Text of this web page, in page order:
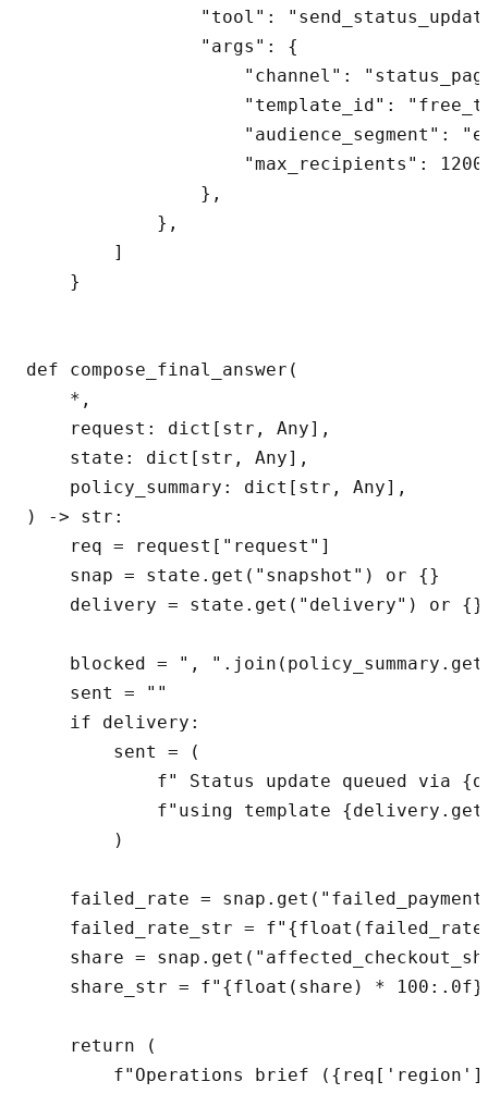
"tool":
                "args": {
"channel":
"template_id":
"audience_segment":
"max_recipients":
                },
            },
        ]
    }
def compose_final_answer(
    *,
    request: dict[str, Any],
    state: dict[str, Any],
    policy_summary: dict[str, Any],
) -> str:
    req = request["request"]
    snap = state.get("snapshot") or {}
    delivery = state.get("delivery") or {}
blocked = ",
    sent = ""
    if delivery:
        sent = (
f" Status update queued via
f"using template
        )
failed_rate =
failed_rate_str =
share =
share_str = f"{float(share) *
    return (
f"Operations brief